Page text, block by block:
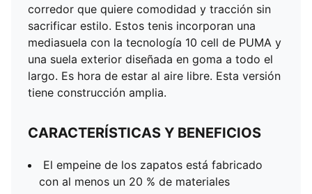
corredor que quiere comodidad y tracción sin
sacrificar estilo. Estos tenis incorporan una
mediasuela con la tecnología 10 cell de PUMA y
una suela exterior diseñada en goma a todo el
largo. Es hora de estar al aire libre. Esta versión
tiene construcción amplia.
CARACTERÍSTICAS Y BENEFICIOS
El empeine de los zapatos está fabricado
con al menos un 20 % de materiales